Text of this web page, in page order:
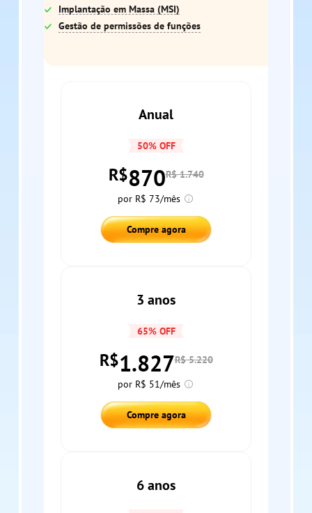
Implantação em Massa (MSI)
Gestão de permissões de funções
Anual
50% OFF
R$870R$ 1.740
por R$ 73/mês
Compre agora
3 anos
65% OFF
R$1.827R$ 5.220
por R$ 51/mês
Compre agora
6 anos